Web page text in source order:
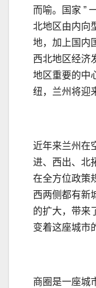
而喻。国家 ”
北地区由内向
地，加上国内
西北地区经济
地区重要的中
纽，兰州将迎
近年来兰州在
进、西出、北
在全方位政策
西两侧都有新
的扩大，带来
变着这座城市
商圈是一座城